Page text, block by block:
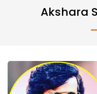
Akshara